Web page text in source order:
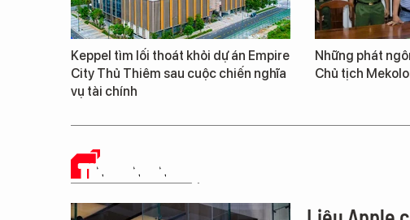
Keppel tìm lối thoát khỏi dự án Empire
City Thủ Thiêm sau cuộc chiến nghĩa
vụ tài chính
Những phát
Chủ tịch
TIN CÔNG NGHỆ